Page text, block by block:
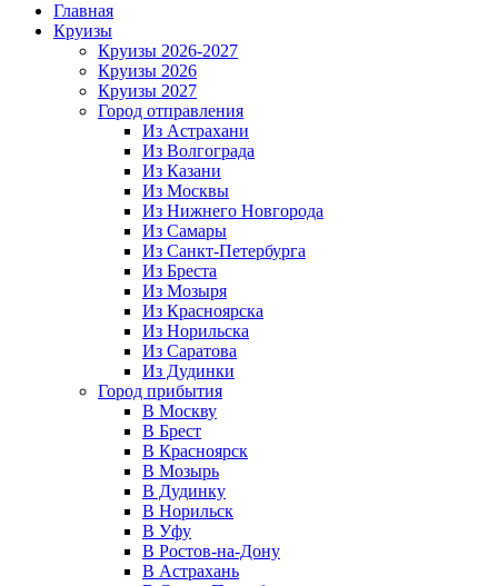
Главная
Круизы
Круизы 2026-2027
Круизы 2026
Круизы 2027
Город отправления
Из Астрахани
Из Волгограда
Из Казани
Из Москвы
Из Нижнего Новгорода
Из Самары
Из Санкт-Петербурга
Из Бреста
Из Мозыря
Из Красноярска
Из Норильска
Из Саратова
Из Дудинки
Город прибытия
В Москву
В Брест
В Красноярск
В Мозырь
В Дудинку
В Норильск
В Уфу
В Ростов-на-Дону
В Астрахань